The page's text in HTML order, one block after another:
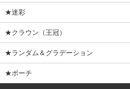
★迷彩
★クラウン（王冠）
★ランダム＆グラデーション
★ポーチ